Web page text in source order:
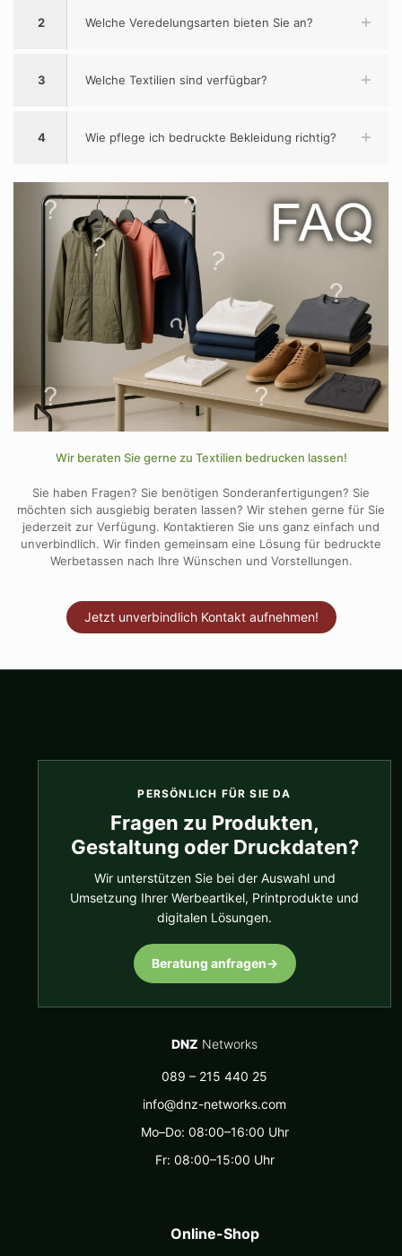
2 Welche Veredelungsarten bieten Sie an?
3 Welche Textilien sind verfügbar?
4 Wie pflege ich bedruckte Bekleidung richtig?
Wir beraten Sie gerne zu Textilien bedrucken lassen!
Sie haben Fragen? Sie benötigen Sonderanfertigungen? Sie
möchten sich ausgiebig beraten lassen? Wir stehen gerne für Sie
jederzeit zur Verfügung. Kontaktieren Sie uns ganz einfach und
unverbindlich. Wir finden gemeinsam eine Lösung für bedruckte
Werbetassen nach Ihre Wünschen und Vorstellungen.
Jetzt unverbindlich Kontakt aufnehmen!
PERSÖNLICH FÜR SIE DA
Fragen zu Produkten,
Gestaltung oder Druckdaten?
Wir unterstützen Sie bei der Auswahl und
Umsetzung Ihrer Werbeartikel, Printprodukte und
digitalen Lösungen.
Beratung anfragen→
DNZ Networks
089 – 215 440 25
info@dnz-networks.com
Mo–Do: 08:00–16:00 Uhr
Fr: 08:00–15:00 Uhr
Online-Shop